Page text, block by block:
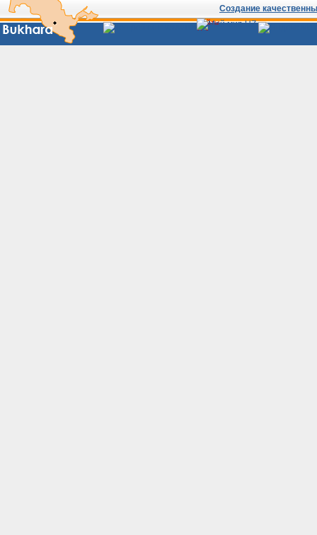
Создание
Сайты
Узбекистана